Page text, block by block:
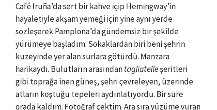
Café Iruña’da sert bir kahve içip Hemingway’in
hayaletiyle akşam yemeği için yine aynı yerde
sözleşerek Pamplona’da gündemsiz bir şekilde
yürümeye başladım. Sokaklardan biri beni şehrin
kuzeyinde yer alan surlara götürdü. Manzara
harikaydı. Bulutların arasındantagliatelleşeritleri
gibi toprağa inen güneş, şehri çevreleyen, üzerinde
atların koştuğu tepeleri aydınlatıyordu. Bir süre
orada kaldım. Fotoğraf çektim. Ara sıra yüzüme vuran